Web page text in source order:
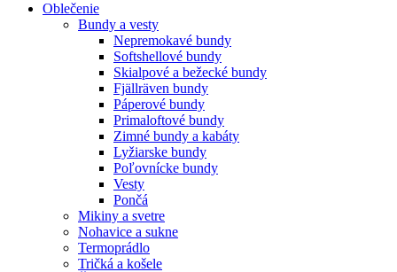
Oblečenie
Bundy a vesty
Nepremokavé bundy
Softshellové bundy
Skialpové a bežecké bundy
Fjällräven bundy
Páperové bundy
Primaloftové bundy
Zimné bundy a kabáty
Lyžiarske bundy
Poľovnícke bundy
Vesty
Pončá
Mikiny a svetre
Nohavice a sukne
Termoprádlo
Tričká a košele